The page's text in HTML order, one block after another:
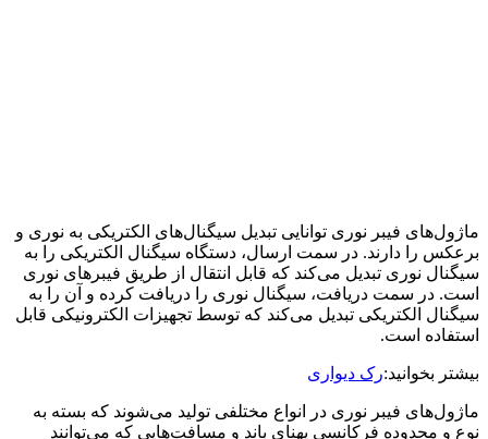
ماژول‌های فیبر نوری توانایی تبدیل سیگنال‌های الکتریکی به نوری و
برعکس را دارند. در سمت ارسال، دستگاه سیگنال الکتریکی را به
سیگنال نوری تبدیل می‌کند که قابل انتقال از طریق فیبرهای نوری
است. در سمت دریافت، سیگنال نوری را دریافت کرده و آن را به
سیگنال الکتریکی تبدیل می‌کند که توسط تجهیزات الکترونیکی قابل
استفاده است.
بیشتر بخوانید:رک دیواری
ماژول‌های فیبر نوری در انواع مختلفی تولید می‌شوند که بسته به
نوع و محدوده فرکانسی پهنای باند و مسافت‌هایی که می‌توانند